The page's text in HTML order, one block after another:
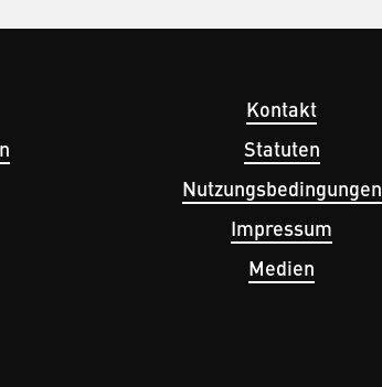
Fußbereichsmenü
Kontakt
Statuten
Nutzungsbedingungen
Impressum
Medien